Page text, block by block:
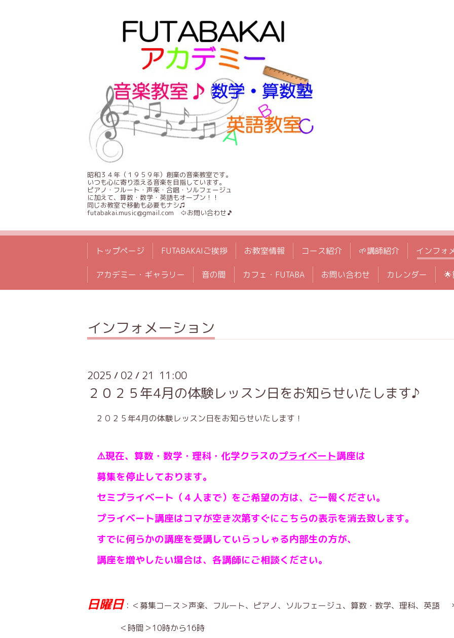
昭和３４年（１９５９年）創業の音楽教室です。
いつも心に寄り添える音楽を目指しています。
ピアノ・フルート・声楽・合唱・ソルフェージュ
に加えて、算数・数学・英語もオープン！！
同じお教室で移動も必要もナシ♫
futabakai.music@gmail.com ⇦お問い合わせ🎵
トップページ FUTABAKAIご挨拶 お教室情報 コース紹介 🌱講師紹介 インフォ
アカデミー・ギャラリー 音の間 カフェ・FUTABA お問い合わせ カレンダー
インフォメーション
2025 / 02 / 21 11:00
２０２５年4月の体験レッスン日をお知らせいたします♪
２０２５年4月の体験レッスン日をお知らせいたします！
⚠️現在、算数・数学・理科・化学クラスのプライベート講座は
募集を停止しております。
セミプライベート（４人まで）をご希望の方は、ご一報ください。
プライベート講座はコマが空き次第すぐにこちらの表示を消去致します。
すでに何らかの講座を受講していらっしゃる内部生の方が、
講座を増やしたい場合は、各講師にご相談ください。
日曜日：＜募集コース＞声楽、フルート、ピアノ、ソルフェージュ、算数・数学、理科、英語
＜時間＞10時から16時